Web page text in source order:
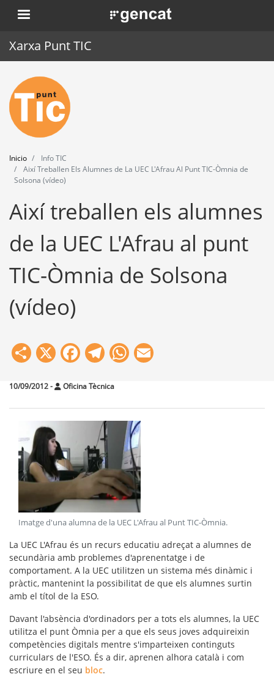
Pasar
al
. Obre en una nova finestra.
Xarxa Punt TIC
Inicio
Punt TIC
Actualidad
Agenda
Herramientas
Inicio
Info TIC
Així Treballen Els Alumnes de La UEC L'Afrau Al Punt TIC-Òmnia de
Solsona (vídeo)
Així treballen els alumnes
de la UEC L'Afrau al punt
TIC-Òmnia de Solsona
(vídeo)
Share
X Facebook
Telegram
WhatsApp
10/09/2012- Oficina Tècnica
Imatge d'una alumna de la UEC L'Afrau al Punt TIC-Òmnia.
La UEC L'Afrau és un recurs educatiu adreçat a alumnes de
secundària amb problemes d'aprenentatge i de
comportament. A la UEC utilitzen un sistema més dinàmic i
pràctic, mantenint la possibilitat de que els alumnes surtin
amb el títol de la ESO.
Davant l'absència d'ordinadors per a tots els alumnes, la UEC
utilitza el punt Òmnia per a que els seus joves adquireixin
competències digitals mentre s'imparteixen continguts
curriculars de l'ESO. És a dir, aprenen alhora català i com
escriure en el seu bloc.